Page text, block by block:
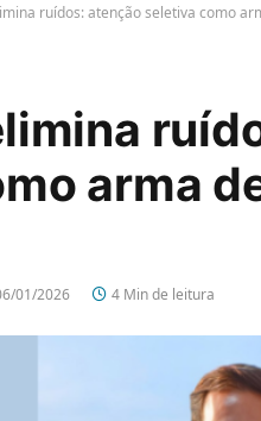
ruídos: atenção seletiva como
arma
01/2026 4 Min de leitura